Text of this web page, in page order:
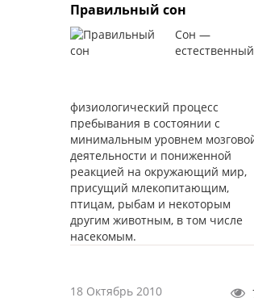
Правильный сон
Сон —
естественный
физиологический процесс
пребывания в состоянии с
минимальным уровнем
деятельности и пониженной
реакцией на окружающий мир,
присущий млекопитающим,
птицам, рыбам и некоторым
другим животным, в том числе
насекомым.
18 Октябрь 2010